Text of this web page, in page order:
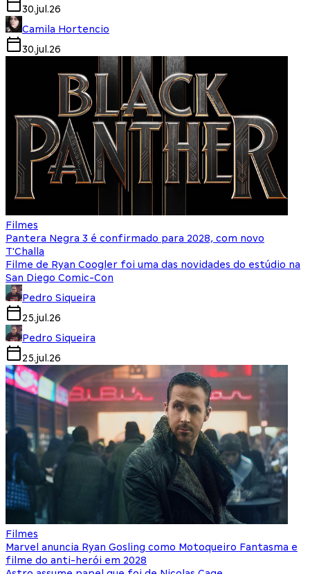
30.jul.26
Camila Hortencio
30.jul.26
Filmes
Pantera Negra 3 é confirmado para 2028, com novo
T'Challa
Filme de Ryan Coogler foi uma das novidades do estúdio na
San Diego Comic-Con
Pedro Siqueira
25.jul.26
Pedro Siqueira
25.jul.26
Filmes
Marvel anuncia Ryan Gosling como Motoqueiro Fantasma e
filme do anti-herói em 2028